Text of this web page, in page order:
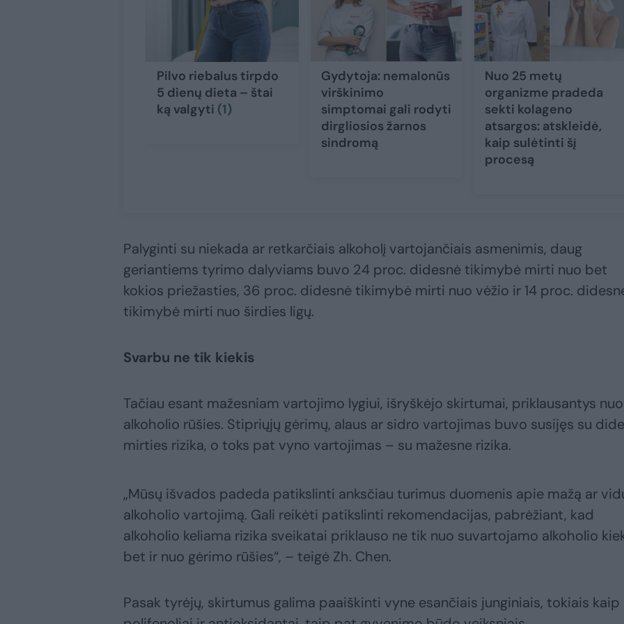
Pilvo riebalus tirpdo
5 dienų dieta – štai
ką valgyti (1)
Gydytoja: nemalonūs
virškinimo
simptomai gali rodyti
dirgliosios žarnos
sindromą
Nuo 25 metų
organizme pradeda
sekti kolageno
atsargos: atskleidė,
kaip sulėtinti šį
procesą
Palyginti su niekada ar retkarčiais alkoholį vartojančiais asmenimis, daug
geriantiems tyrimo dalyviams buvo 24 proc. didesnė tikimybė mirti nuo bet
kokios priežasties, 36 proc. didesnė tikimybė mirti nuo vėžio ir 14 proc.
tikimybė mirti nuo širdies ligų.
Svarbu ne tik kiekis
Tačiau esant mažesniam vartojimo lygiui, išryškėjo skirtumai, priklausantys nuo
alkoholio rūšies. Stipriųjų gėrimų, alaus ar sidro vartojimas buvo susijęs su
mirties rizika, o toks pat vyno vartojimas – su mažesne rizika.
„Mūsų išvados padeda patikslinti anksčiau turimus duomenis apie mažą ar
alkoholio vartojimą. Gali reikėti patikslinti rekomendacijas, pabrėžiant, kad
alkoholio keliama rizika sveikatai priklauso ne tik nuo suvartojamo alkoholio
bet ir nuo gėrimo rūšies“, – teigė Zh. Chen.
Pasak tyrėjų, skirtumus galima paaiškinti vyne esančiais junginiais, tokiais kaip